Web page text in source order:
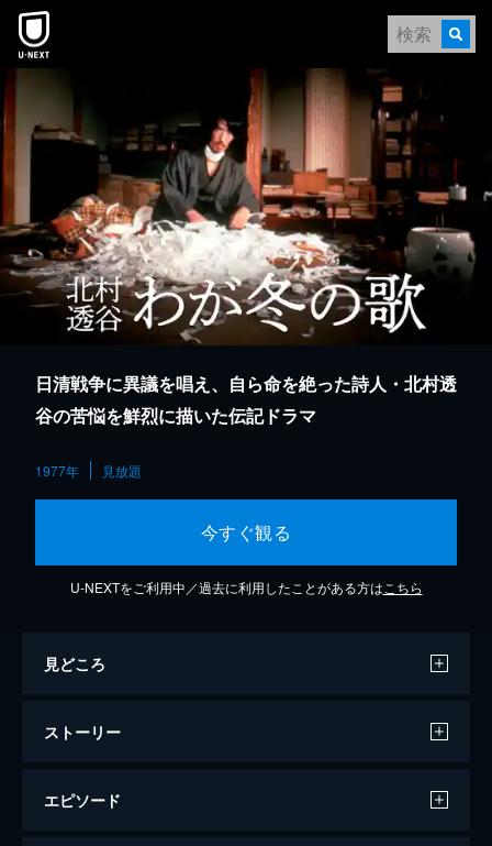
本文へスキップ
日清戦争に異議を唱え、自ら命を絶った詩人・北村透
谷の苦悩を鮮烈に描いた伝記ドラマ
1977年 見放題
今すぐ観る
U-NEXTをご利用中／過去に利用したことがある方は こちら
見どころ
ストーリー
エピソード